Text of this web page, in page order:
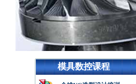
模具数控课程